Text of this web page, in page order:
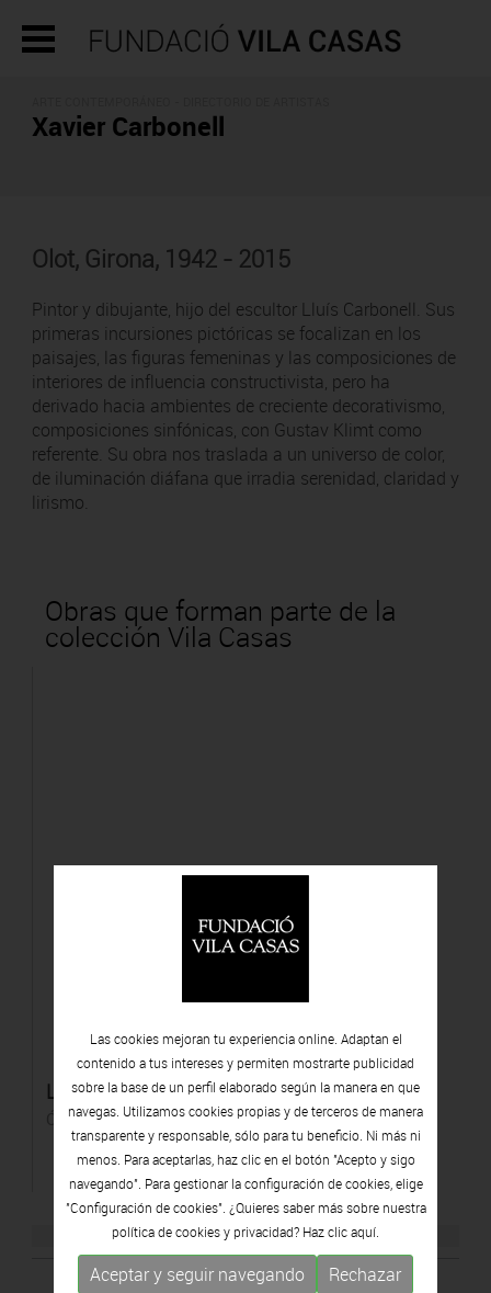
Xavier Carbonell
Olot, Girona, 1942 - 2015
Pintor y dibujante, hijo del escultor Lluís Carbonell. Sus
primeras incursiones pictóricas se focalizan en los
paisajes, las figuras femeninas y las composiciones de
interiores de influencia constructivista, pero ha
derivado hacia ambientes de creciente decorativismo,
composiciones sinfónicas, con Gustav Klimt como
referente. Su obra nos traslada a un universo de color,
de iluminación diáfana que irradia serenidad, claridad y
lirismo.
Obras que forman parte de la
colección Vila Casas
La défense
Óleo sobre tela
Las cookies mejoran tu experiencia online. Adaptan el
contenido a tus intereses y permiten mostrarte publicidad
sobre la base de un perfil elaborado según la manera en que
navegas. Utilizamos cookies propias y de terceros de manera
transparente y responsable, sólo para tu beneficio. Ni más ni
menos. Para aceptarlas, haz clic en el botón "Acepto y sigo
navegando". Para gestionar la configuración de cookies, elige
"Configuración de cookies". ¿Quieres saber más sobre nuestra
política de cookies y privacidad? Haz clicaquí.
Aceptar y seguir navegando
Rechazar